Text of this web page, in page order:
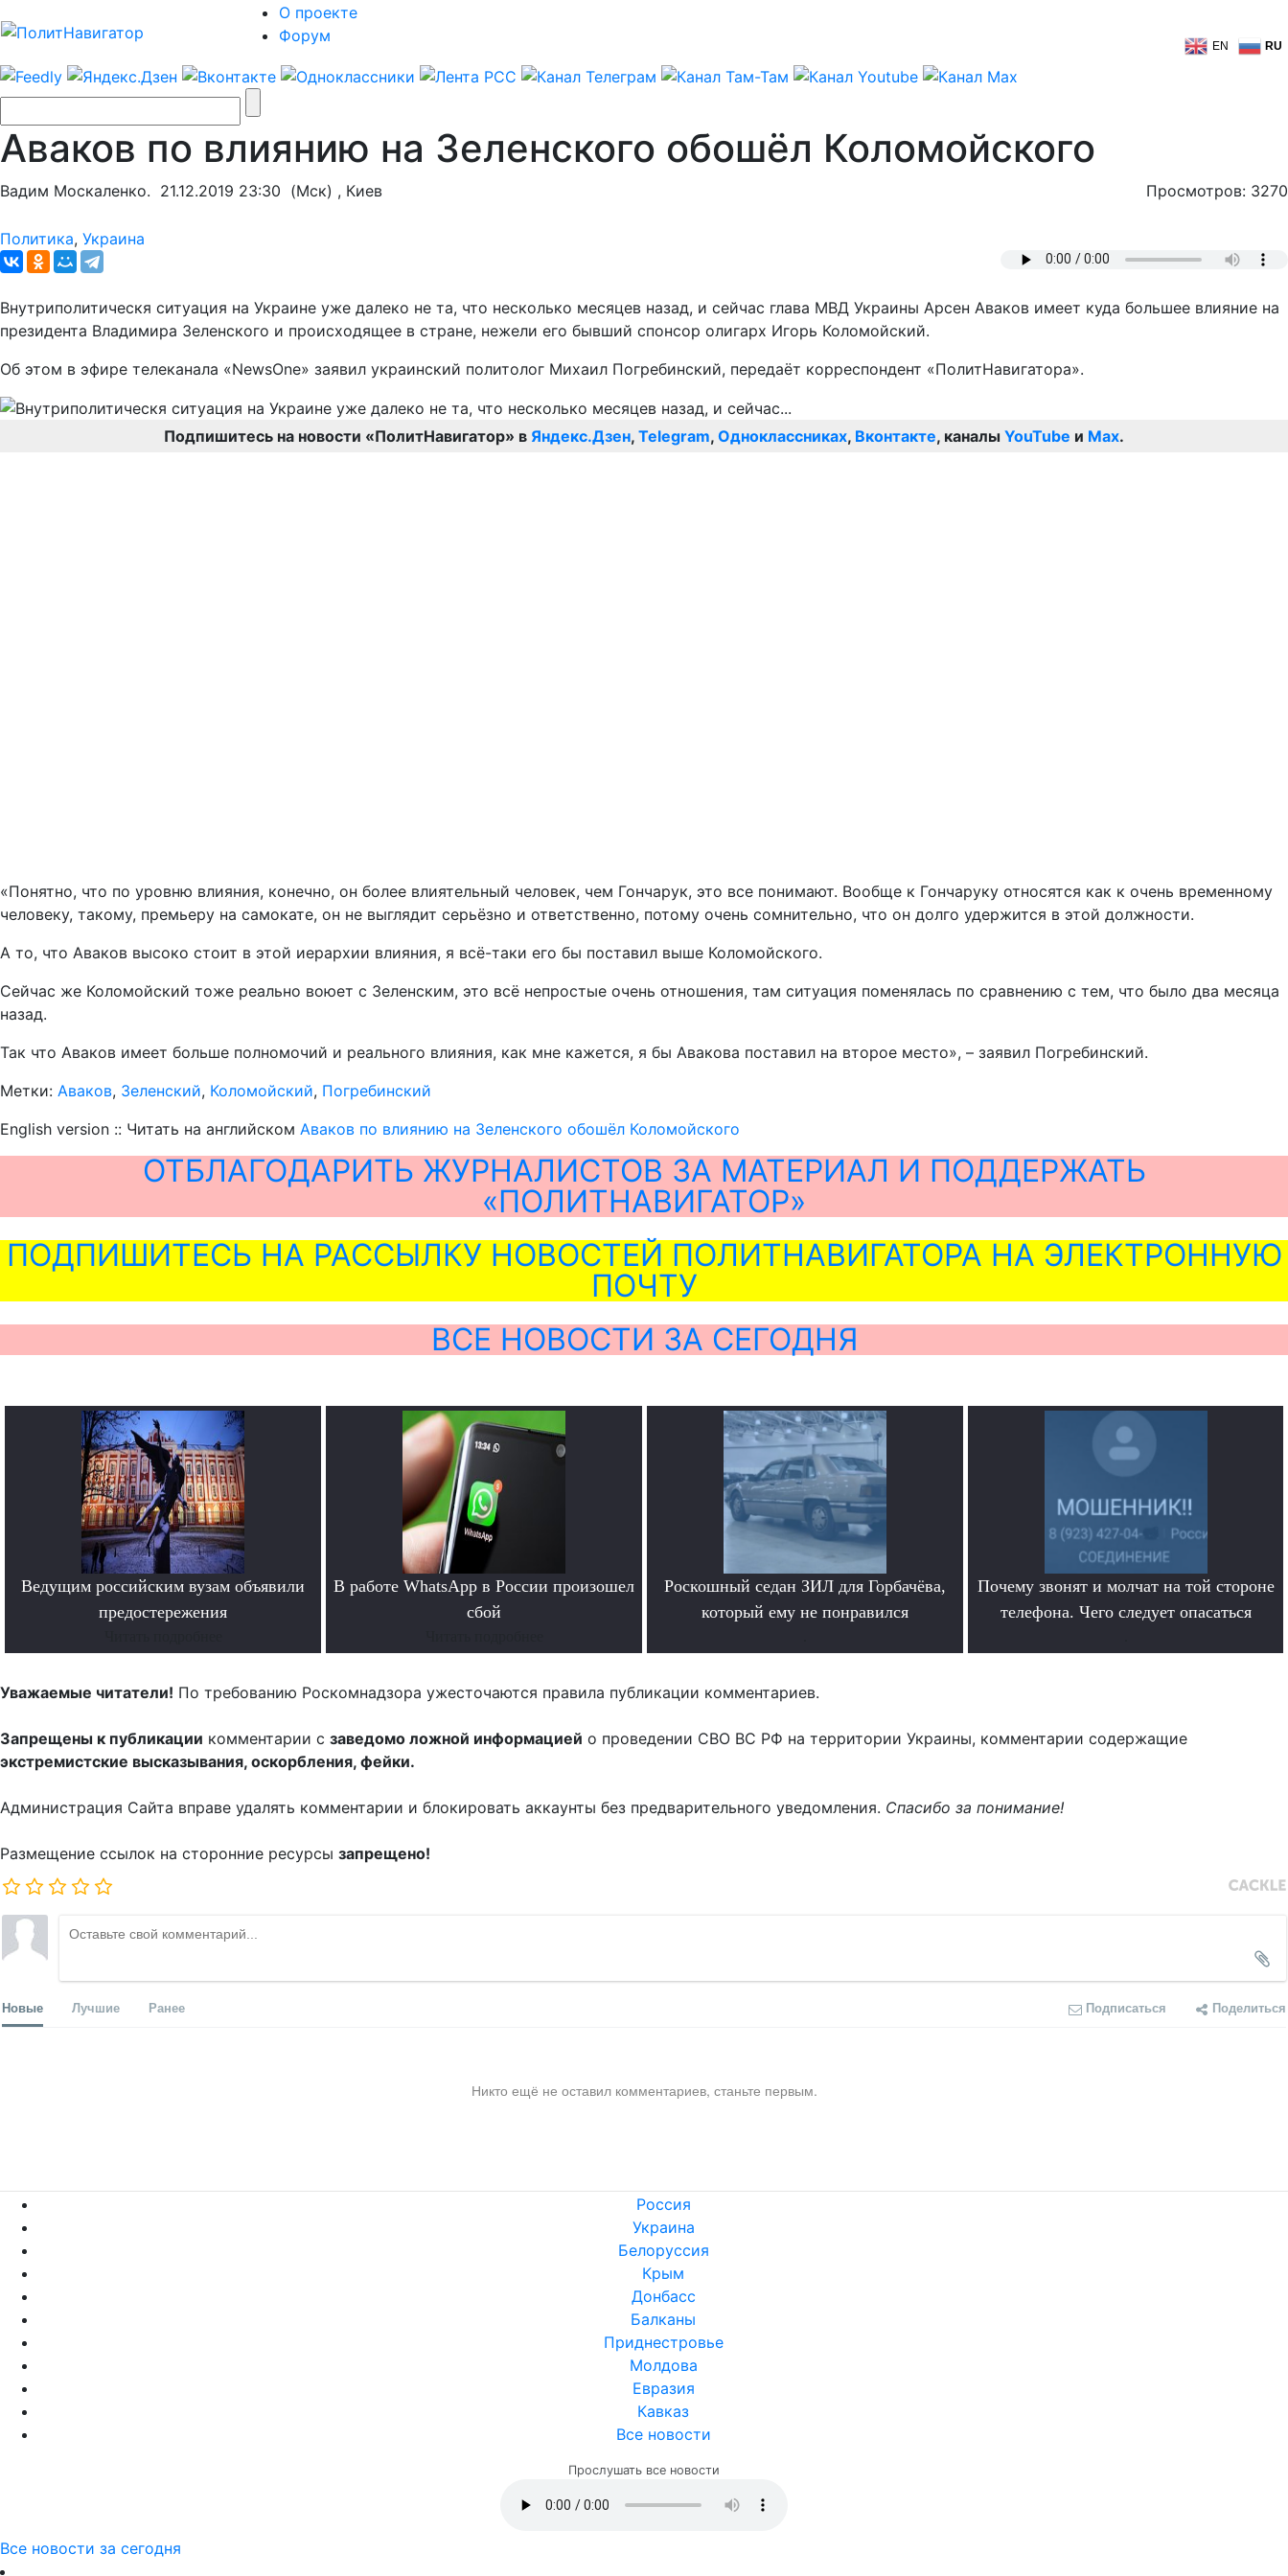
О проекте
Форум
EN RU
Аваков по влиянию на Зеленского обошёл Коломойского
Вадим Москаленко. 21.12.2019 23:30 (Мск) , Киев Просмотров: 3270
Политика, Украина
Внутриполитическя ситуация на Украине уже далеко не та, что несколько месяцев назад, и сейчас глава МВД Украины Арсен Аваков имеет куда большее влияние на
президента Владимира Зеленского и происходящее в стране, нежели его бывший спонсор олигарх Игорь Коломойский.
Об этом в эфире телеканала «NewsOne» заявил украинский политолог Михаил Погребинский, передаёт корреспондент «ПолитНавигатора».
Подпишитесь на новости «ПолитНавигатор» в Яндекс.Дзен, Telegram, Одноклассниках, Вконтакте, каналы YouTube и Max.
«Понятно, что по уровню влияния, конечно, он более влиятельный человек, чем Гончарук, это все понимают. Вообще к Гончаруку относятся как к очень временному
человеку, такому, премьеру на самокате, он не выглядит серьёзно и ответственно, потому очень сомнительно, что он долго удержится в этой должности.
А то, что Аваков высоко стоит в этой иерархии влияния, я всё-таки его бы поставил выше Коломойского.
Сейчас же Коломойский тоже реально воюет с Зеленским, это всё непростые очень отношения, там ситуация поменялась по сравнению с тем, что было два месяца
назад.
Так что Аваков имеет больше полномочий и реального влияния, как мне кажется, я бы Авакова поставил на второе место», – заявил Погребинский.
Метки: Аваков, Зеленский, Коломойский, Погребинский
English version :: Читать на английском Аваков по влиянию на Зеленского обошёл Коломойского
ОТБЛАГОДАРИТЬ ЖУРНАЛИСТОВ ЗА МАТЕРИАЛ И ПОДДЕРЖАТЬ
«ПОЛИТНАВИГАТОР»
ПОДПИШИТЕСЬ НА РАССЫЛКУ НОВОСТЕЙ ПОЛИТНАВИГАТОРА НА ЭЛЕКТРОННУЮ
ПОЧТУ
ВСЕ НОВОСТИ ЗА СЕГОДНЯ
Ведущим российским вузам объявили
предостережения
В работе WhatsApp в России произошел
сбой
Роскошный седан ЗИЛ для Горбачёва,
который ему не понравился
Почему звонят и молчат на той стороне
телефона. Чего следует опасаться
Уважаемые читатели! По требованию Роскомнадзора ужесточаются правила публикации комментариев.
Запрещены к публикации комментарии с заведомо ложной информацией о проведении СВО ВС РФ на территории Украины, комментарии содержащие
экстремистские высказывания, оскорбления, фейки.
Администрация Сайта вправе удалять комментарии и блокировать аккаунты без предварительного уведомления. Спасибо за понимание!
Размещение ссылок на сторонние ресурсы запрещено!
Новые Лучшие Ранее Подписаться Поделиться
Никто ещё не оставил комментариев, станьте первым.
Россия
Украина
Белоруссия
Крым
Донбасс
Балканы
Приднестровье
Молдова
Евразия
Кавказ
Все новости
Прослушать все новости
Все новости за сегодня